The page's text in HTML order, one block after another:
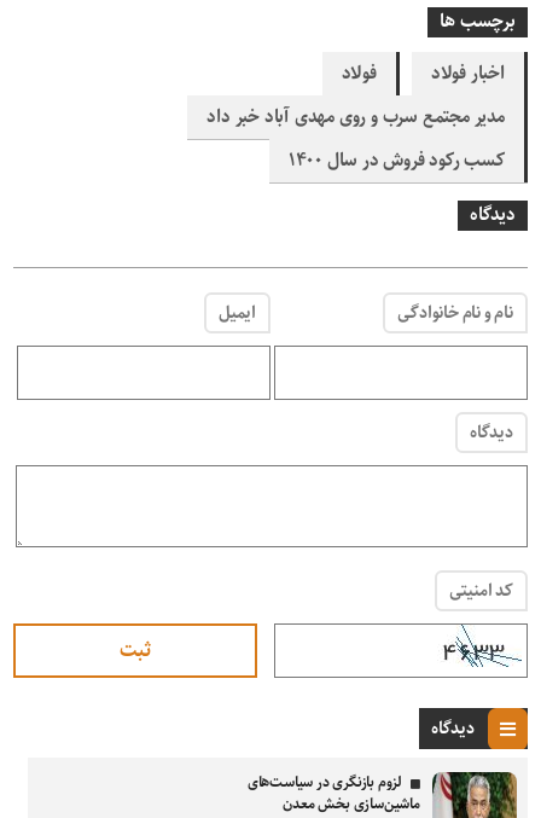
برچسب ها
اخبار فولاد
فولاد
مدیر مجتمع سرب و روی مهدی آباد خبر داد
کسب رکود فروش در سال ۱۴۰۰
دیدگاه
نام و نام خانوادگی ایمیل
دیدگاه
کد امنیتی
دیدگاه
لزوم بازنگری در سیاست‌های
ماشین‌سازی بخش معدن